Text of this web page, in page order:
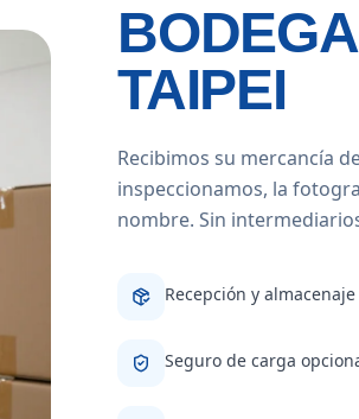
TAIPEI
Recibimos su mercancía
inspeccionamos, la
nombre. Sin
Recepción y
Seguro de carga